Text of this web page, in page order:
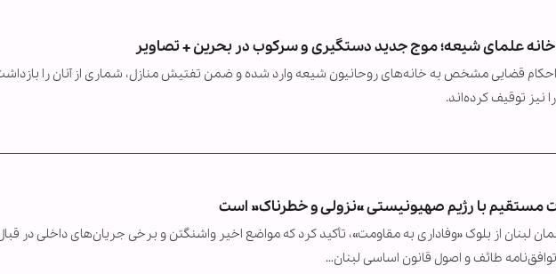
علمای شیعه؛ موج جدید دستگیری و سرکوب در بحرین + تصاویر
احکام قضایی مشخص به خانه‌های روحانیون شیعه وارد شده و ضمن تفتیش منازل، شماری از آنان را
توقیف کرده‌اند.
مستقیم با رژیم صهیونیستی «نزولی و خطرناک» است
لبنان از بلوک «وفاداری به مقاومت»، تأکید کرد که مواضع اخیر واشنگتن و برخی جریان‌های داخلی در
طائف و اصول قانون اساسی لبنان…